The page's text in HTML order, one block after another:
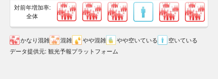
対前年増加率:
全体
かなり混雑 混雑 やや混雑 やや空いている
空いている
データ提供元: 観光予報プラットフォーム